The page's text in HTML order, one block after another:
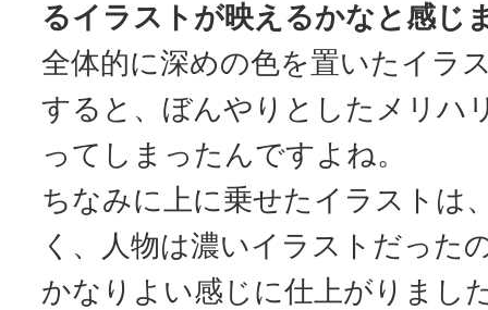
るイラストが映えるかなと感じ
全体的に深めの色を置いたイラ
すると、ぼんやりとしたメリハ
ってしまったんですよね。
ちなみに上に乗せたイラストは
く、人物は濃いイラストだった
かなりよい感じに仕上がりまし